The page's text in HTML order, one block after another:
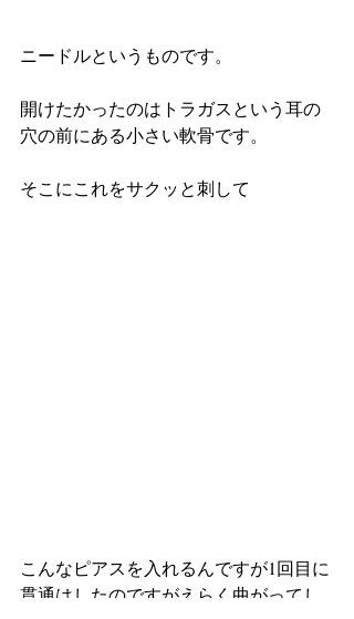
ニードルというものです。
開けたかったのはトラガスという耳の
穴の前にある小さい軟骨です。
そこにこれをサクッと刺して
こんなピアスを入れるんですが1回目に
貫通はしたのですがえらく曲がってし